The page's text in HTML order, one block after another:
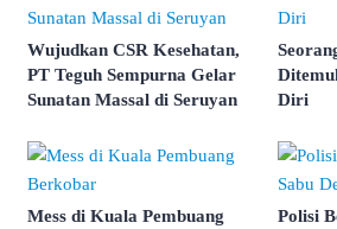
Wujudkan CSR Kesehatan,
PT Teguh Sempurna Gelar
Sunatan Massal di Seruyan
Diri
Mess di Kuala Pembuang
Polisi